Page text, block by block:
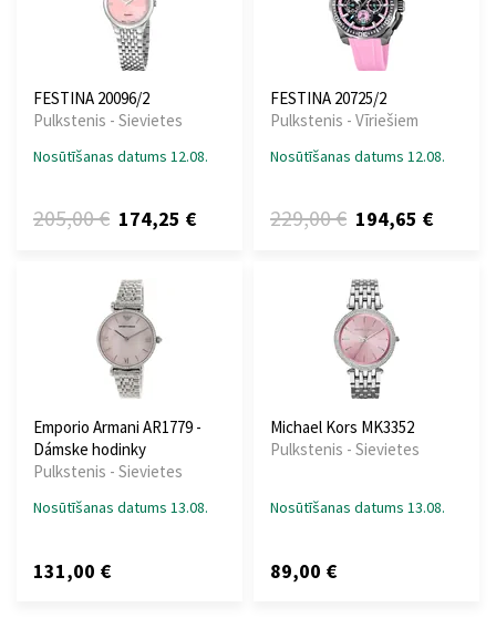
FESTINA 20096/2
Pulkstenis - Sievietes
Nosūtīšanas datums 12.08.
205,00 € 174,25 €
FESTINA 20725/2
Pulkstenis - Vīriešiem
Nosūtīšanas datums 12.08.
229,00 € 194,65 €
Emporio Armani AR1779 -
Dámske hodinky
Pulkstenis - Sievietes
Nosūtīšanas datums 13.08.
131,00 €
Michael Kors MK3352
Pulkstenis - Sievietes
Nosūtīšanas datums 13.08.
89,00 €